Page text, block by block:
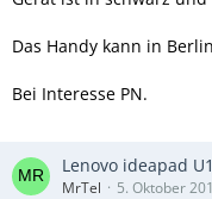
Das Handy kann in
Bei Interesse PN.
Lenovo ideapad
MrTel 5. Oktober